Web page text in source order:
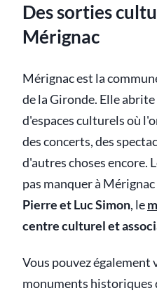
Des sorties
Mérignac
Mérignac est la
de la Gironde. Elle
d'espaces culturels où
des concerts, des
d'autres choses encore.
pas manquer à
Pierre et Luc Simon, le
centre culturel et
Vous pouvez
monuments historiques